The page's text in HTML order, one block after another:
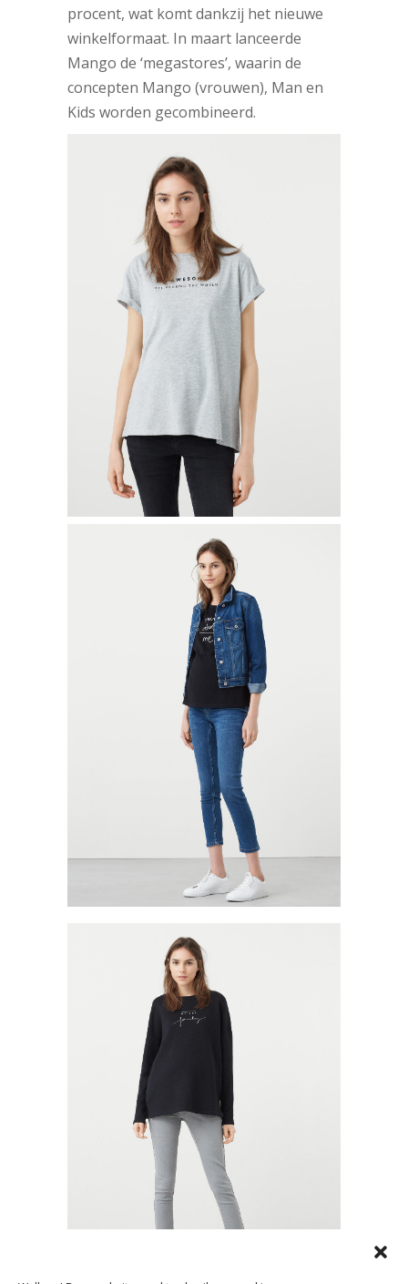
procent, wat komt dankzij het nieuwe
winkelformaat. In maart lanceerde
Mango de ‘megastores’, waarin de
concepten Mango (vrouwen), Man en
Kids worden gecombineerd.